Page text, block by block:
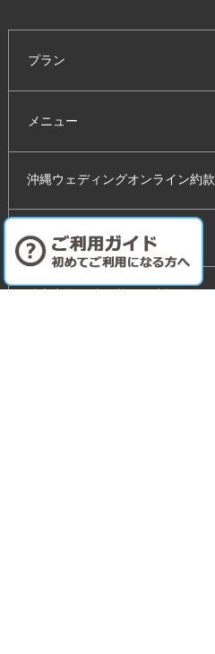
プラン
メニュー
沖縄ウェディングオンライン約款
クレジット決済利用規約